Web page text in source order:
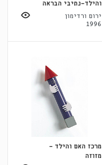
והילד-נתיבי הבראה
ירום ורדימון
1996
מרכז האם והילד -
מזוזה